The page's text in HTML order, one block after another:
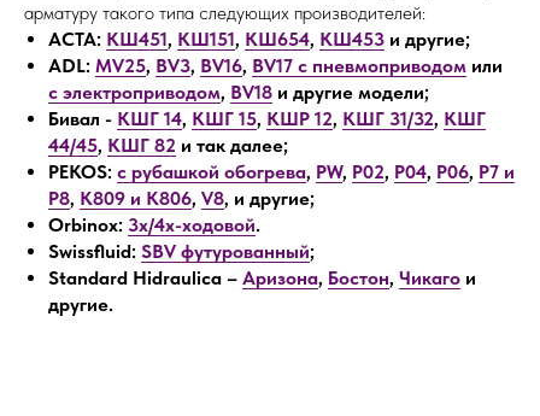
арматуру такого типа следующих производителей:
АСТА: КШ451, КШ151, КШ654, КШ453 и другие;
ADL: MV25, BV3, BV16, BV17 с пневмоприводом или
с электроприводом, BV18 и другие модели;
Бивал - КШГ 14, КШГ 15, КШР 12, КШГ 31/32, КШГ
44/45, КШГ 82 и так далее;
PEKOS: с рубашкой обогрева, PW, P02, P04, P06, P7 и
P8, K809 и K806, V8, и другие;
Orbinox: 3х/4х-ходовой.
Swissfluid: SBV футурованный;
Standard Hidraulica – Аризона, Бостон, Чикаго и
другие.